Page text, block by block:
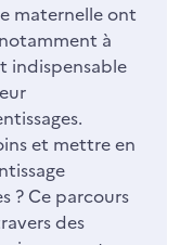
maternelle ont
à
indispensable
et mettre en
? Ce parcours
des